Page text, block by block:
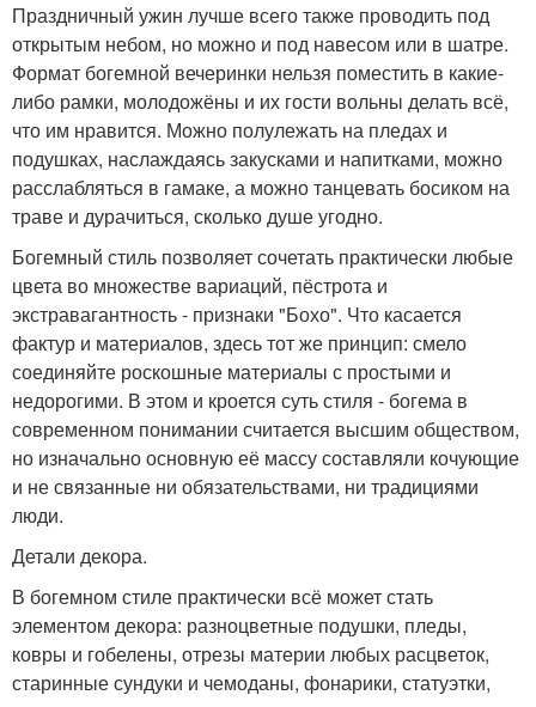
Праздничный ужин лучше всего также проводить под
открытым небом, но можно и под навесом или в шатре.
Формат богемной вечеринки нельзя поместить в какие-
либо рамки, молодожёны и их гости вольны делать всё,
что им нравится. Можно полулежать на пледах и
подушках, наслаждаясь закусками и напитками, можно
расслабляться в гамаке, а можно танцевать босиком на
траве и дурачиться, сколько душе угодно.
Богемный стиль позволяет сочетать практически любые
цвета во множестве вариаций, пёстрота и
экстравагантность - признаки "Бохо". Что касается
фактур и материалов, здесь тот же принцип: смело
соединяйте роскошные материалы с простыми и
недорогими. В этом и кроется суть стиля - богема в
современном понимании считается высшим обществом,
но изначально основную её массу составляли кочующие
и не связанные ни обязательствами, ни традициями
люди.
Детали декора.
В богемном стиле практически всё может стать
элементом декора: разноцветные подушки, пледы,
ковры и гобелены, отрезы материи любых расцветок,
старинные сундуки и чемоданы, фонарики, статуэтки,